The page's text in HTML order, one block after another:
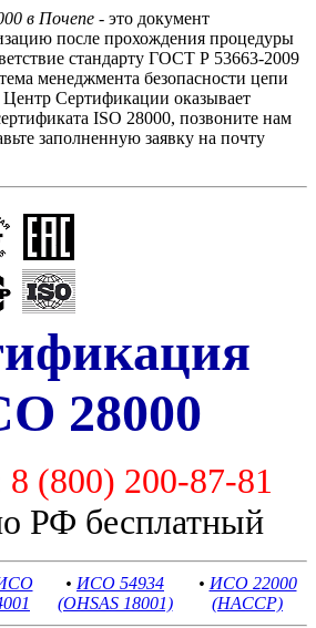
в Почепе - это документ
после прохождения процедуры
стандарту ГОСТ Р 53663-2009
менеджмента безопасности цепи
Сертификации оказывает
ISO 28000, позвоните нам
заполненную заявку на почту
28000
8 (800) 200-87-81
РФ бесплатный
• ИСО 54934
(OHSAS 18001)
• ИСО 22000
(HACCP)